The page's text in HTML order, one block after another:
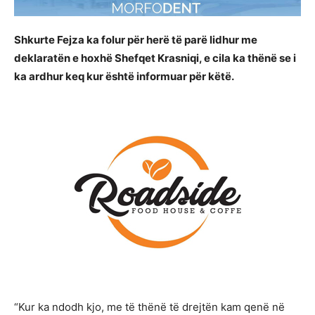
Shkurte Fejza ka folur për herë të parë lidhur me
deklaratën e hoxhë Shefqet Krasniqi, e cila ka thënë se i
ka ardhur keq kur është informuar për këtë.
“Kur ka ndodh kjo, me të thënë të drejtën kam qenë në